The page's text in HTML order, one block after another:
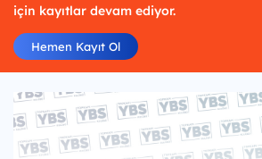
için kayıtlar devam ediyor.
Hemen Kayıt Ol